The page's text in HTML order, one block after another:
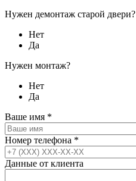
Нужен демонтаж старой двери?
Нет
Да
Нужен монтаж?
Нет
Да
Ваше имя *
Номер телефона *
Данные от клиента